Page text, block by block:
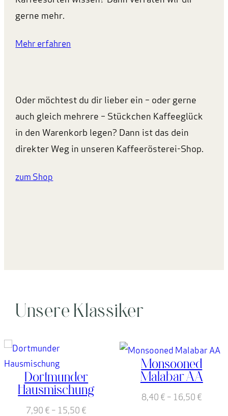
gerne mehr.
Mehr erfahren
Oder möchtest du dir lieber ein – oder gerne
auch gleich mehrere – Stückchen Kaffeeglück
in den Warenkorb legen? Dann ist das dein
direkter Weg in unseren Kaffeerösterei-Shop.
zum Shop
Unsere Klassiker
Dortmunder
Hausmischung
7,90 € – 15,50 €
Monsooned
Malabar AA
8,40 € – 16,50 €